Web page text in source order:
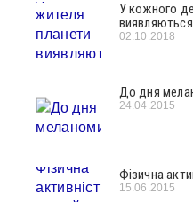
У кожного
виявляються
02.10.2018
До дня
24.04.2015
Фізична
15.06.2015